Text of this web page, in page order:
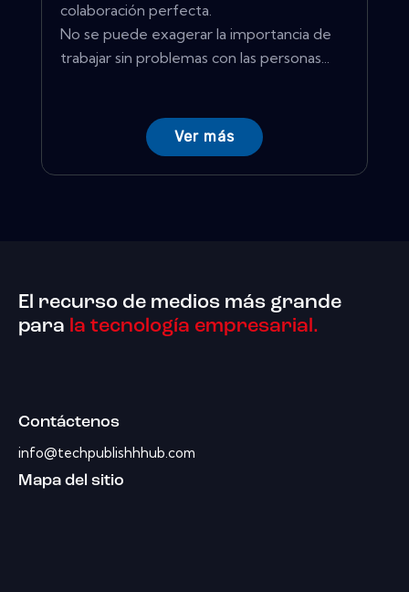
colaboración perfecta.
No se puede exagerar la importancia de
trabajar sin problemas con las personas...
Ver más
El recurso de medios más grande
para la tecnología empresarial.
Contáctenos
info@techpublishhhub.com
Mapa del sitio